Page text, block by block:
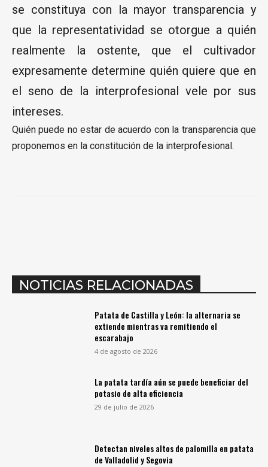
se constituya con la mayor transparencia y
que la representatividad se otorgue a quién
realmente la ostente, que el cultivador
expresamente determine quién quiere que en
el seno de la interprofesional vele por sus
intereses.
Quién puede no estar de acuerdo con la transparencia que
proponemos en la constitución de la interprofesional.
NOTICIAS RELACIONADAS
Patata de Castilla y León: la alternaria se
extiende mientras va remitiendo el
escarabajo
4 de agosto de 2026
La patata tardía aún se puede beneficiar del
potasio de alta eficiencia
29 de julio de 2026
Detectan niveles altos de palomilla en patata
de Valladolid y Segovia